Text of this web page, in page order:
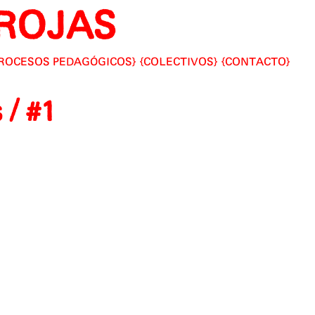
PEDAGÓGICOS COLECTIVOS CONTACTO
#1